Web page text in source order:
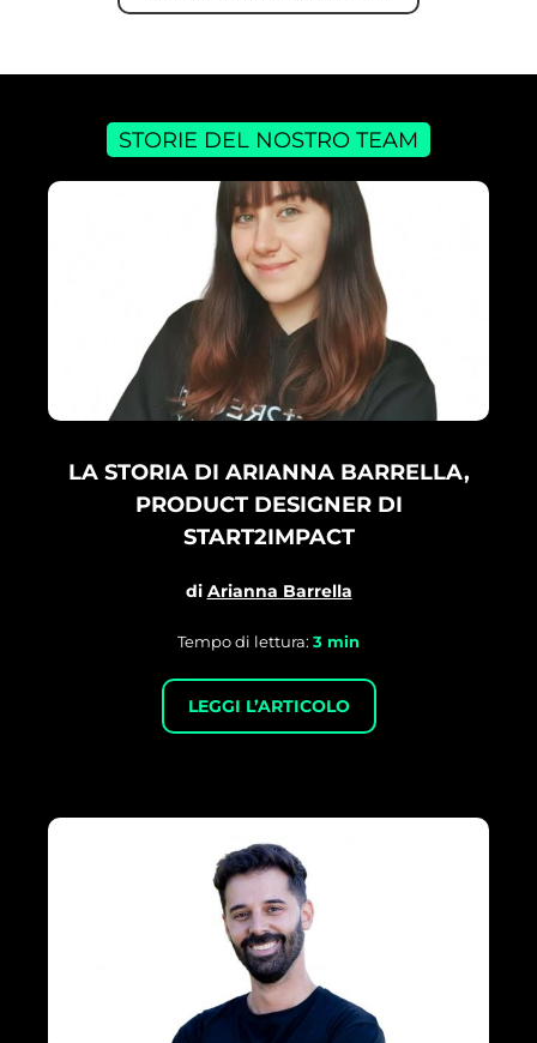
STORIE DEL NOSTRO TEAM
LA STORIA DI ARIANNA BARRELLA,
PRODUCT DESIGNER DI
START2IMPACT
di Arianna Barrella
Tempo di lettura: 3 min
LEGGI L’ARTICOLO